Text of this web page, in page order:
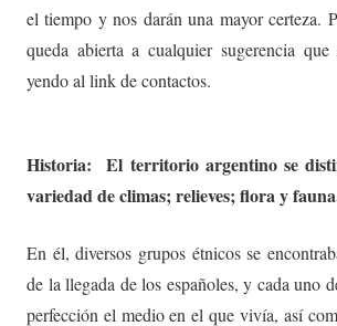
el tiempo y nos darán una mayor certeza.
queda abierta a cualquier sugerencia que
yendo al link de contactos.
Historia:
El territorio argentino se
variedad de climas; relieves; flora y
En él, diversos grupos étnicos se
de la llegada de los españoles, y cada uno
perfección el medio en el que vivía, así